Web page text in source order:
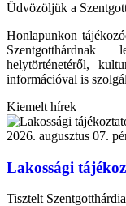
Üdvözöljük a
Honlapunkon
Szentgotthárdnak
helytörténetéről,
információval is
Kiemelt hírek
2026. augusztus 07.
Lakossági
Tisztelt